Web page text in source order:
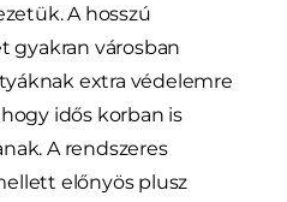
A hosszú
gyakran városban
extra védelemre
idős korban is
A rendszeres
előnyös plusz